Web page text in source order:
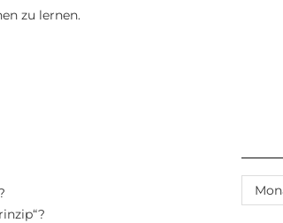
zu lernen.
Archiv